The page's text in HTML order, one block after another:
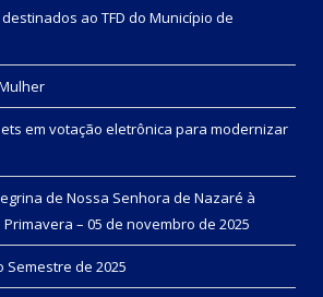
ao TFD do Município de
em votação eletrônica para modernizar
de Nossa Senhora de Nazaré à
– 05 de novembro de 2025
de 2025